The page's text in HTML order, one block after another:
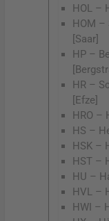
HOL –
HOM –
[Saar]
HP –
HR –
[Efze]
HRO –
HS –
HSK –
HST –
HU –
HVL –
HWI –